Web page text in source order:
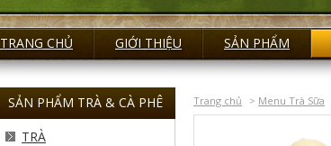
TRANG CHỦ GIỚI THIỆU SẢN PHẨM
SẢN PHẨM TRÀ & CÀ PHÊ
TRÀ
Trang chủ > Menu Trà Sữa